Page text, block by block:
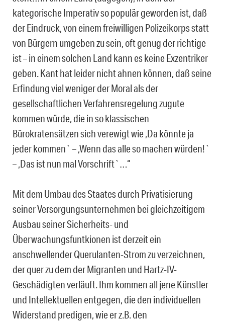
kategorische Imperativ so populär geworden ist, daß
der Eindruck, von einem freiwilligen Polizeikorps statt
von Bürgern umgeben zu sein, oft genug der richtige
ist – in einem solchen Land kann es keine Exzentriker
geben. Kant hat leider nicht ahnen können, daß seine
Erfindung viel weniger der Moral als der
gesellschaftlichen Verfahrensregelung zugute
kommen würde, die in so klassischen
Bürokratensätzen sich verewigt wie ,Da könnte ja
jeder kommen` – ,Wenn das alle so machen würden!`
– ,Das ist nun mal Vorschrift`…“
Mit dem Umbau des Staates durch Privatisierung
seiner Versorgungsunternehmen bei gleichzeitigem
Ausbau seiner Sicherheits- und
Überwachungsfuntkionen ist derzeit ein
anschwellender Querulanten-Strom zu verzeichnen,
der quer zu dem der Migranten und Hartz-IV-
Geschädigten verläuft. Ihm kommen all jene Künstler
und Intellektuellen entgegen, die den individuellen
Widerstand predigen, wie er z.B. den